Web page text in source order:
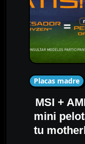
Placas madre
MSI +
mini
tu